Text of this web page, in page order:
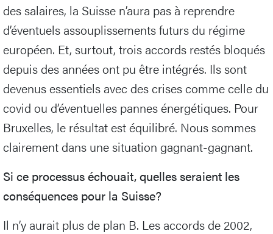
des salaires, la Suisse n’aura pas à reprendre
d’éventuels assouplissements futurs du régime
européen. Et, surtout, trois accords restés bloqués
depuis des années ont pu être intégrés. Ils sont
devenus essentiels avec des crises comme celle du
covid ou d’éventuelles pannes énergétiques. Pour
Bruxelles, le résultat est équilibré. Nous sommes
clairement dans une situation gagnant-gagnant.
Si ce processus échouait, quelles seraient les
conséquences pour la Suisse?
Il n’y aurait plus de plan B. Les accords de 2002,